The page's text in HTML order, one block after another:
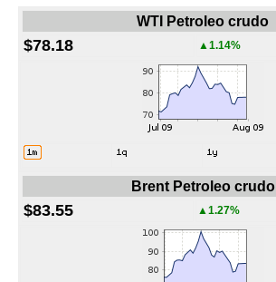
WTI Petroleo crudo
$78.18 ▲1.14%
Brent Petroleo crudo
$83.55 ▲1.27%